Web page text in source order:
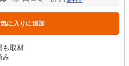
に入りに追加
も取材
み